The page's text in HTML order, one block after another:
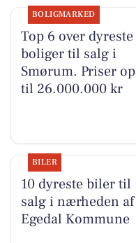
BOLIGMARKED
Top 6 over dyreste
boliger til salg i
Smørum. Priser op
til 26.000.000 kr
BILER
10 dyreste biler til
salg i nærheden af
Egedal Kommune